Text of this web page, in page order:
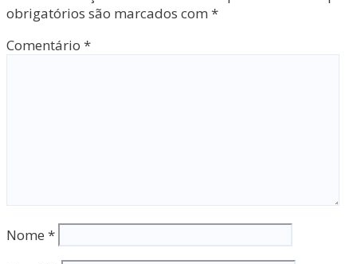
obrigatórios são marcados com *
Comentário *
Nome *